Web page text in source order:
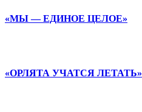
«МЫ — ЕДИНОЕ ЦЕЛОЕ»
«ОРЛЯТА УЧАТСЯ ЛЕТАТЬ»